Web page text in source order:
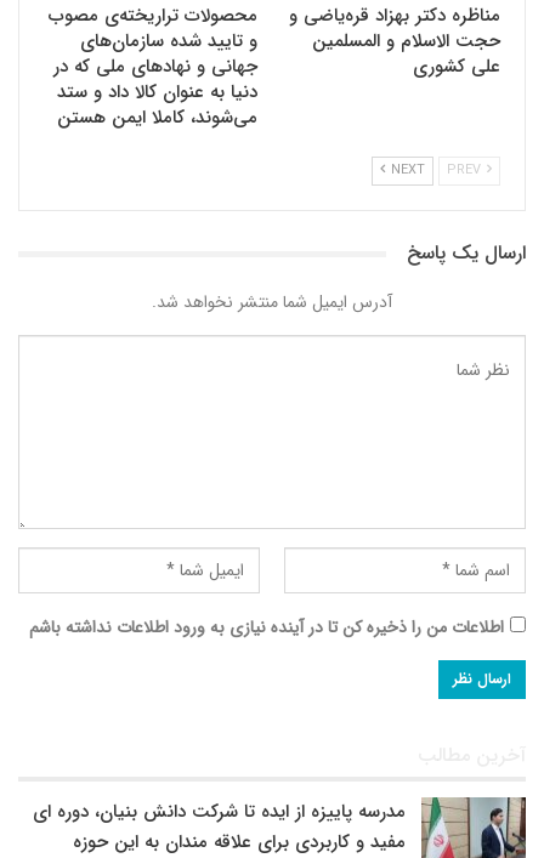
مناظره دکتر بهزاد قره‌‌یاضی و
حجت الاسلام و المسلمین
علی کشوری
محصولات تراریخته‌ی مصوب
و تایید شده سازمان‌های
جهانی و نهادهای ملی که در
دنیا به عنوان کالا داد و ستد
می‌شوند، کاملا ایمن هستن
NEXT
ارسال یک پاسخ
آدرس ایمیل شما منتشر نخواهد شد.
اطلاعات من را ذخیره کن تا در آینده نیازی به ورود اطلاعات نداشته باشم
آخرین مطالب
مدرسه پاییزه از ایده تا شرکت دانش بنیان، دوره ای
مفید و کاربردی برای علاقه مندان به این حوزه